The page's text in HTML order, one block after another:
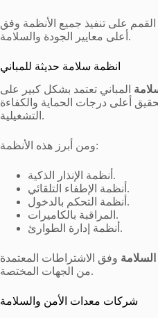
على تنفيذ جميع الأنظمة وفق
أعلى معايير الجودة والسلامة.
انظمة سلامة حديثة للمباني
المباني تعتمد بشكل كبير على
أعلى درجات الحماية والكفاءة
التشغيلية.
ومن أبرز هذه الأنظمة:
أنظمة الإنذار الذكية.
أنظمة الإطفاء التلقائي.
أنظمة التحكم بالدخول.
المراقبة بالكاميرات.
أنظمة إدارة الطوارئ.
وفق الاشتراطات المعتمدة
من الجهات المختصة.
شركات معدات الأمن والسلامة